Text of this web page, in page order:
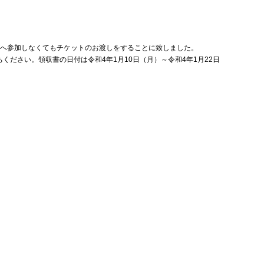
加しなくてもチケットのお渡しをすることに致しました。
ださい。領収書の日付は令和4年1月10日（月）～令和4年1月22日